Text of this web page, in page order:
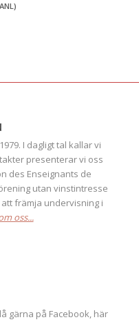
I dagligt tal kallar vi
presenterar vi oss
des Enseignants de
utan vinstintresse
främja undervisning i
oss...
gärna på Facebook, här